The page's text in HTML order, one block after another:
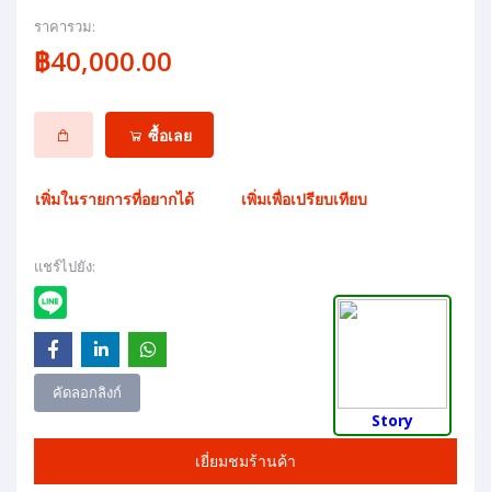
ราคารวม:
฿40,000.00
ซื้อเลย
เพิ่มในรายการที่อยากได้ เพิ่มเพื่อเปรียบเทียบ
แชร์ไปยัง:
คัดลอกลิงก์
เยี่ยมชมร้านค้า
Story